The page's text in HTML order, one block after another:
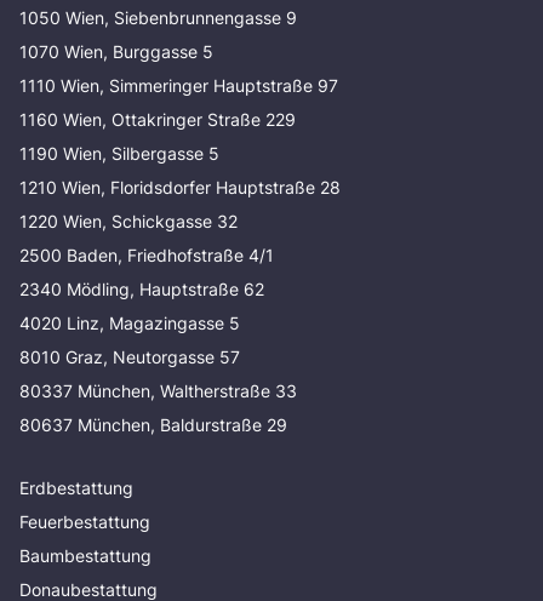
1050 Wien, Siebenbrunnengasse 9
1070 Wien, Burggasse 5
1110 Wien, Simmeringer Hauptstraße 97
1160 Wien, Ottakringer Straße 229
1190 Wien, Silbergasse 5
1210 Wien, Floridsdorfer Hauptstraße 28
1220 Wien, Schickgasse 32
2500 Baden, Friedhofstraße 4/1
2340 Mödling, Hauptstraße 62
4020 Linz, Magazingasse 5
8010 Graz, Neutorgasse 57
80337 München, Waltherstraße 33
80637 München, Baldurstraße 29
Erdbestattung
Feuerbestattung
Baumbestattung
Donaubestattung